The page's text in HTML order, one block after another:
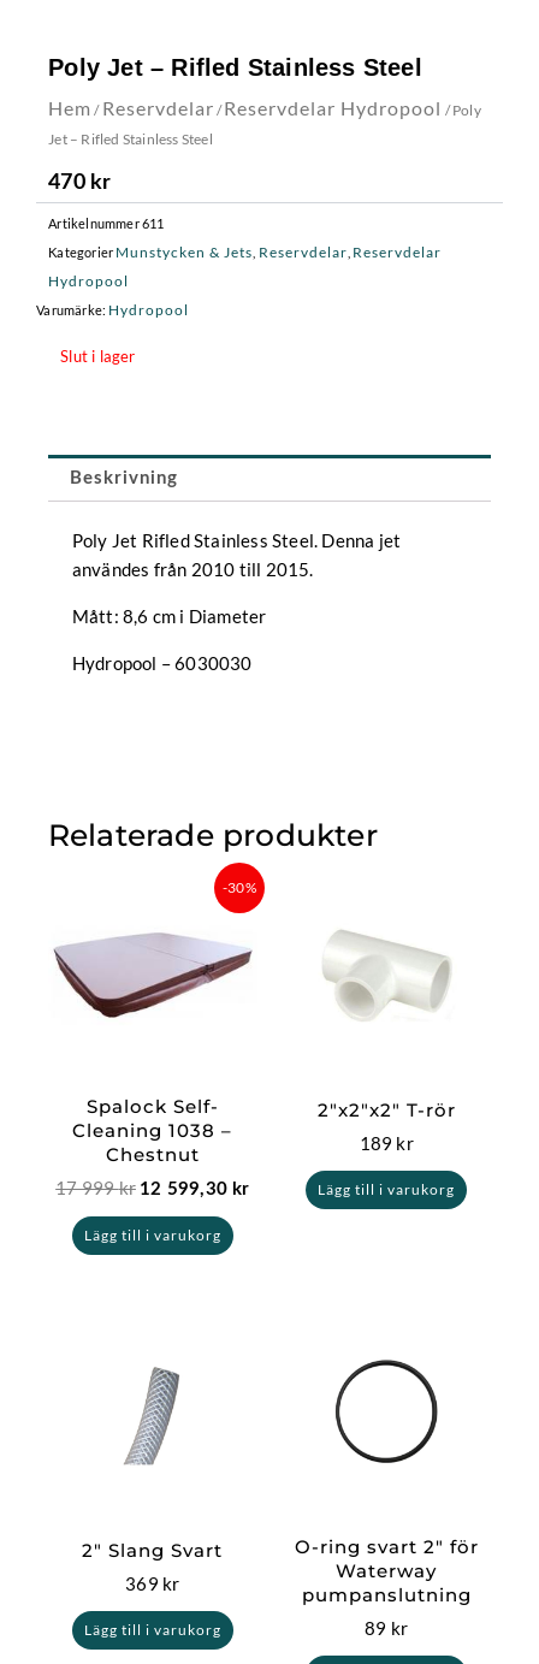
Poly Jet – Rifled Stainless Steel
Hem / Reservdelar /Reservdelar Hydropool / Poly
Jet – Rifled Stainless Steel
470 kr
Artikelnummer611
Kategorier Munstycken & Jets Reservdelar Reservdelar
Hydropool
Varumärke: Hydropool
Slut i lager
Beskrivning
Poly Jet Rifled Stainless Steel. Denna jet
användes från 2010 till 2015.
Mått: 8,6 cm i Diameter
Hydropool – 6030030
Relaterade produkter
-30%
Spalock Self-
Cleaning 1038 –
Chestnut
17 999kr
ursprungliga
999 kr.
12 599,30 kr
Det
nuvarande
är:
Lägg till i varukorg
2″x2″x2″ T-rör
189 kr
Lägg till i varukorg
2″ Slang Svart
369 kr
Lägg till i varukorg
O-ring svart 2″ för
Waterway
pumpanslutning
89 kr